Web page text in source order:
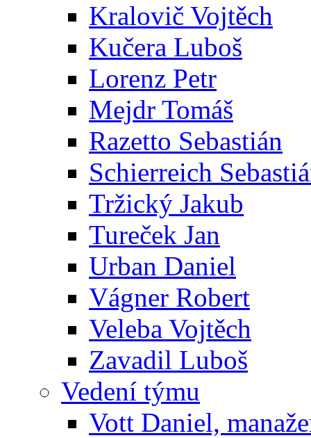
Kralovič Vojtěch
Kučera Luboš
Lorenz Petr
Mejdr Tomáš
Razetto Sebastián
Schierreich
Tržický Jakub
Tureček Jan
Urban Daniel
Vágner Robert
Veleba Vojtěch
Zavadil Luboš
Vedení týmu
Vott Daniel,